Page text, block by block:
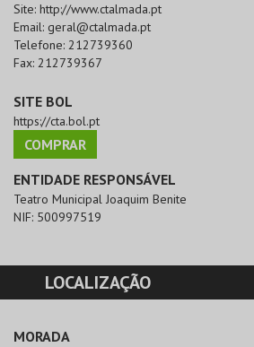
Site: http://www.ctalmada.pt
Email: geral@ctalmada.pt
Telefone: 212739360
Fax: 212739367
SITE BOL
https://cta.bol.pt
COMPRAR
ENTIDADE RESPONSÁVEL
Teatro Municipal Joaquim Benite
NIF: 500997519
LOCALIZAÇÃO
MORADA